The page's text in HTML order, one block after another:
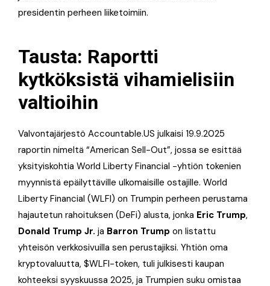
presidentin perheen liiketoimiin.
Tausta: Raportti
kytköksistä vihamielisiin
valtioihin
Valvontajärjestö Accountable.US julkaisi 19.9.2025
raportin nimeltä “American Sell-Out”, jossa se esittää
yksityiskohtia World Liberty Financial -yhtiön tokenien
myynnistä epäilyttäville ulkomaisille ostajille. World
Liberty Financial (WLFI) on Trumpin perheen perustama
hajautetun rahoituksen (DeFi) alusta, jonka Eric Trump,
Donald Trump Jr. ja Barron Trump on listattu
yhteisön verkkosivuilla sen perustajiksi. Yhtiön oma
kryptovaluutta, $WLFI-token, tuli julkisesti kaupan
kohteeksi syyskuussa 2025, ja Trumpien suku omistaa